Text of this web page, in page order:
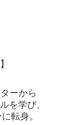
ーから
を学び、
転身。